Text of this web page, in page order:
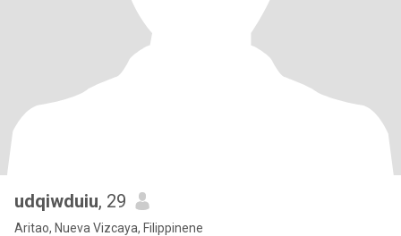
udqiwduiu, 29
Aritao, Nueva Vizcaya, Filippinene